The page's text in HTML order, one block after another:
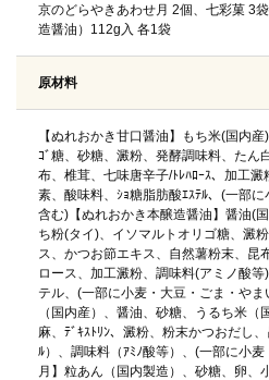
京のどらやきあわせ月 2個、七彩菓 3
造醤油）112g入 各1袋
原材料
【ぬれおかき甘口醤油】もち米(国内
ｺﾞ糖、砂糖、澱粉、発酵調味料、たん
布、椎茸、七味唐辛子/ﾄﾚﾊﾛｰｽ、加工澱
素、酸味料、ｼｮ糖脂肪酸ｴｽﾃﾙ、(一部
含む)【ぬれおかき本醸造醤油】醤油(
ち粉(タイ)、イソマルトオリゴ糖、澱
ス、かつお節エキス、自然薯粉末、昆
ロース、加工澱粉、調味料(アミノ酸
テル、(一部に小麦・大豆・ごま・や
（国内産）、醤油、砂糖、うるち米（
麻、ﾃﾞｷｽﾄﾘﾝ、澱粉、粉末かつおだし
ﾙ）、調味料（ｱﾐﾉ酸等）、(一部に小
月】粒あん（国内製造）、砂糖、卵、